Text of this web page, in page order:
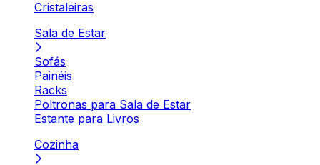
Cristaleiras
Sala de Estar
Sofás
Painéis
Racks
Poltronas para Sala de Estar
Estante para Livros
Cozinha